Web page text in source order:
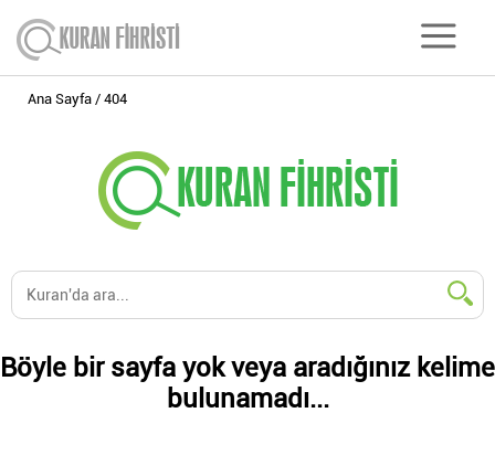
Ana Sayfa 404
Böyle bir sayfa yok veya aradığınız kelime
bulunamadı...